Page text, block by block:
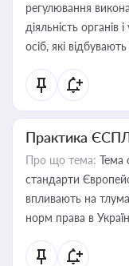
регулювання
діяльність органів
осіб, які
Практика
Про що тема: Тема
стандарти
впливають на
норм права в